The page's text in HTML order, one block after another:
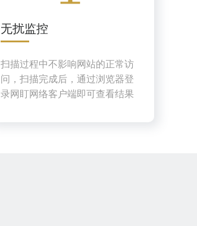
无扰监控
扫描过程中不影响网站的正常访
问，扫描完成后，通过浏览器登
录网盯网络客户端即可查看结果